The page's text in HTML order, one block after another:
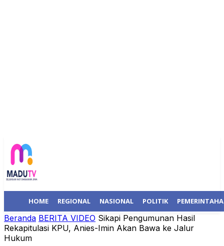
HOME REGIONAL NASIONAL POLITIK
Beranda BERITA VIDEO Sikapi Pengumunan Hasil
Rekapitulasi KPU, Anies-Imin Akan Bawa ke Jalur
Hukum